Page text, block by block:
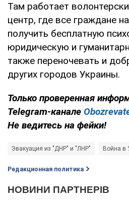
Там работает
центр, где все граждане
получить бесплатную
юридическую и
также переночевать и
других городов Украины.
Только проверенная
Telegram-канале
Не ведитесь на фейки!
Эвакуация из "ДНР" и "ЛНР" Война в
Редакционная политика